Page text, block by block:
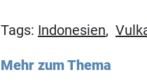
Tags: Indonesien,
Mehr zum Thema